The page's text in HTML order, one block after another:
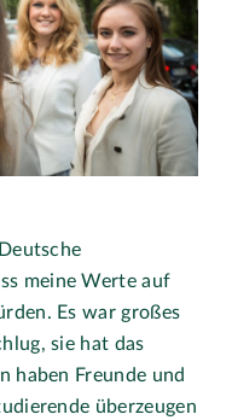
meine Werte auf
Es war großes
sie hat das
haben Freunde und
überzeugen